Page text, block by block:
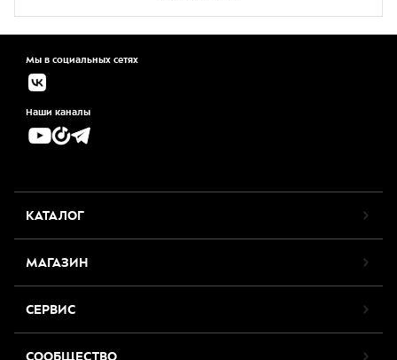
Мы в социальных сетях
Наши каналы
КАТАЛОГ
МАГАЗИН
СЕРВИС
СООБЩЕСТВО